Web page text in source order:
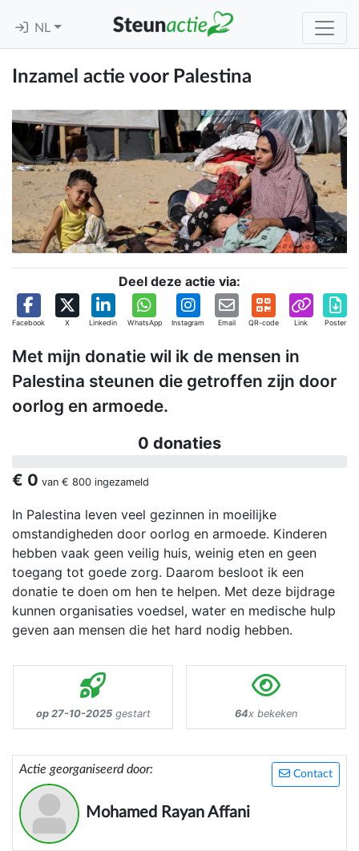
NL
Inzamel actie voor Palestina
Deel deze actie via:
Facebook X Linkedin WhatsApp Instagram Email QR-code Link Poster
Met mijn donatie wil ik de mensen in
Palestina steunen die getroffen zijn door
oorlog en armoede.
0 donaties
€ 0 van € 800 ingezameld
In Palestina leven veel gezinnen in moeilijke
omstandigheden door oorlog en armoede. Kinderen
hebben vaak geen veilig huis, weinig eten en geen
toegang tot goede zorg. Daarom besloot ik een
donatie te doen om hen te helpen. Met deze bijdrage
kunnen organisaties voedsel, water en medische hulp
geven aan mensen die het hard nodig hebben.
op 27-10-2025gestart 64x bekeken
Contact
Actie georganiseerd door:
Mohamed Rayan Affani